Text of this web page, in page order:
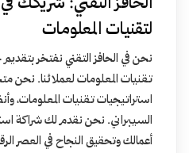
لتقنيات المعلومات
نحن في الحافز التقني نفتخر
تقنيات المعلومات لعملائنا.
استراتيجيات تقنيات المعلومات،
السيبراني. نحن نقدم لك شراكة
أعمالك وتحقيق النجاح في العصر